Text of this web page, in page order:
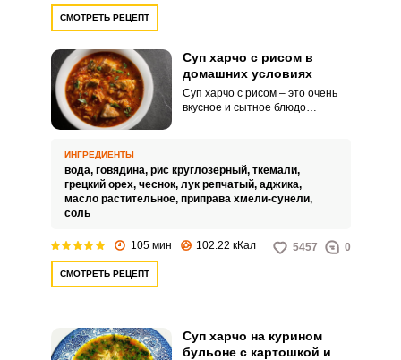
СМОТРЕТЬ РЕЦЕПТ
Суп харчо с рисом в
домашних условиях
Суп харчо с рисом – это очень
вкусное и сытное блюдо
хмели-сунели и аджикой, суп
получается невероятно
наваристым, пряным и
аппетитным! Лучшее блюдо для
ИНГРЕДИЕНТЫ
вода, говядина, рис круглозерный, ткемали,
грецкий орех, чеснок, лук репчатый, аджика,
масло растительное, приправа хмели-сунели,
соль
105 мин 102.22 кКал 5457 0
СМОТРЕТЬ РЕЦЕПТ
Суп харчо на курином
бульоне с картошкой и
ВХОД НА САЙТ РЕГИСТРАЦИЯ
с помощью социальных сетей: